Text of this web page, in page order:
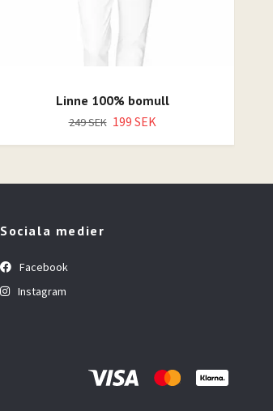
Linne 100% bomull
249 SEK 199 SEK
Sociala medier
Facebook
Instagram